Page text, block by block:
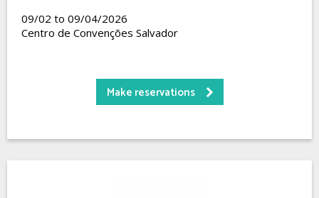
09/02 to 09/04/2026
Centro de Convenções Salvador
Make reservations